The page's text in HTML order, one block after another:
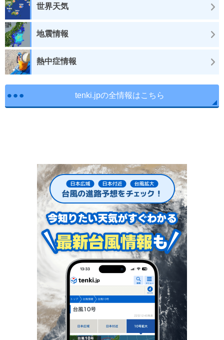
世界天気
地震情報
熱中症情報
tenki.jpの全情報はこちら